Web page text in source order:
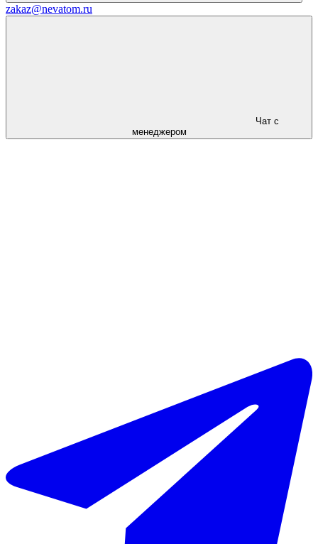
zakaz@nevatom.ru
Чат с
менеджером